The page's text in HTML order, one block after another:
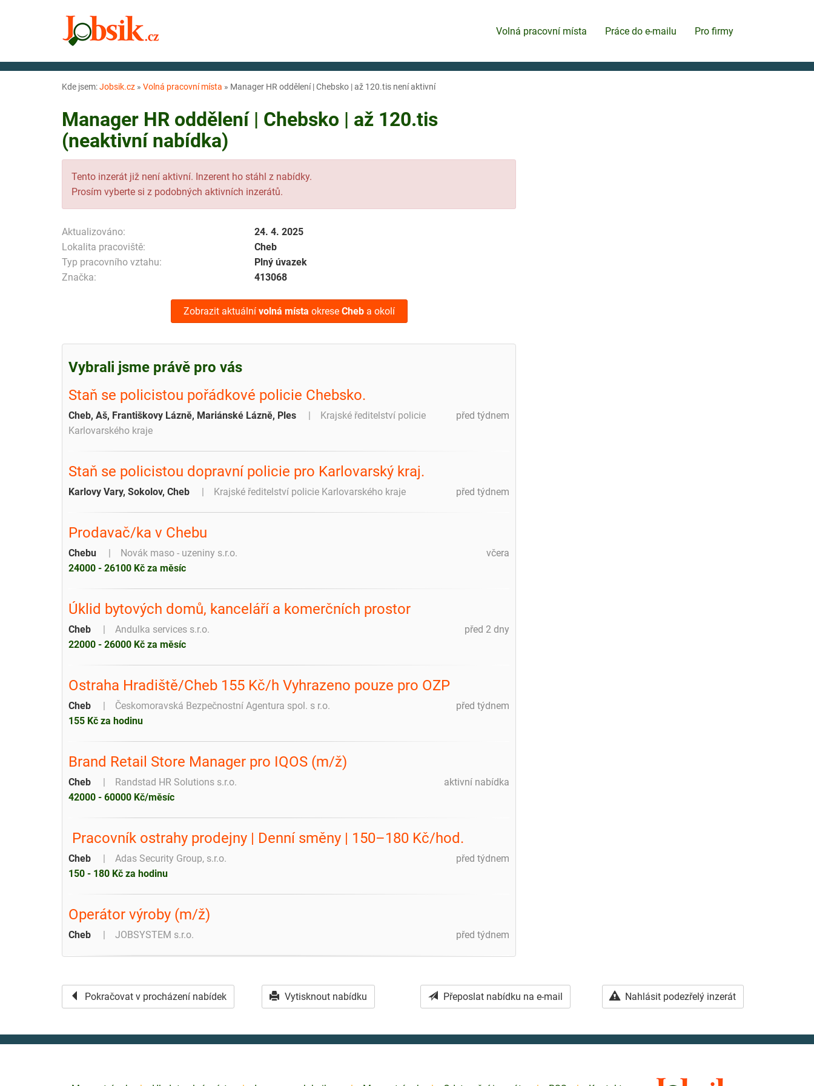
Volná pracovní místa Práce do e-mailu Pro firmy
Kde jsem:Jobsik.cz » Volná pracovní místa » Manager HR oddělení | Chebsko | až 120.tis není aktivní
Manager HR oddělení | Chebsko | až 120.tis
(neaktivní nabídka)
Tento inzerát již není aktivní. Inzerent ho stáhl z nabídky.
Prosím vyberte si z podobných aktivních inzerátů.
Aktualizováno:
24. 4. 2025
Lokalita pracoviště:
Cheb
Typ pracovního vztahu:
Plný úvazek
Značka:
413068
Zobrazit aktuální volná místa okrese Cheba okolí
Vybrali jsme právě pro vás
Staň se policistou pořádkové policie Chebsko.
před týdnem
Cheb, Aš, Františkovy Lázně, Mariánské Lázně, Ples
Krajské ředitelství policie
Karlovarského kraje
Staň se policistou dopravní policie pro Karlovarský kraj.
před týdnem
Karlovy Vary, Sokolov, Cheb Krajské ředitelství policie Karlovarského kraje
Prodavač/ka v Chebu
včera
Chebu
Novák maso - uzeniny s.r.o.
24000 - 26100 Kč za měsíc
Úklid bytových domů, kanceláří a komerčních prostor
před 2 dny
Cheb
Andulka services s.r.o.
22000 - 26000 Kč za měsíc
Ostraha Hradiště/Cheb 155 Kč/h Vyhrazeno pouze pro OZP
před týdnem
Cheb
Českomoravská Bezpečnostní Agentura spol. s r.o.
155 Kč za hodinu
Brand Retail Store Manager pro IQOS (m/ž)
aktivní nabídka
Cheb
Randstad HR Solutions s.r.o.
42000 - 60000 Kč/měsíc
️ Pracovník ostrahy prodejny | Denní směny | 150–180 Kč/hod.
před týdnem
Cheb
Adas Security Group, s.r.o.
150 - 180 Kč za hodinu
Operátor výroby (m/ž)
před týdnem
Cheb JOBSYSTEM s.r.o.
Pokračovat v procházení nabídek Vytisknout nabídku Přeposlat nabídku na e-mail Nahlásit podezřelý inzerát